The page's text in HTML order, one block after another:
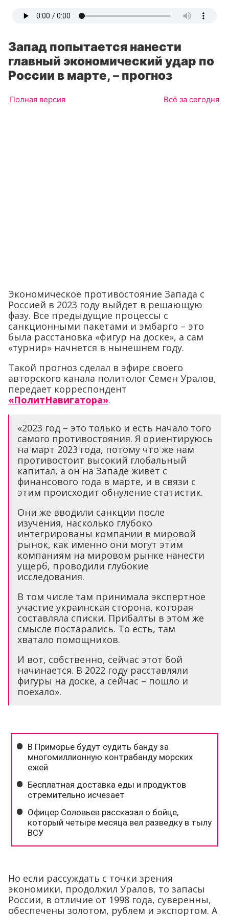
Запад попытается нанести
главный экономический удар по
России в марте, – прогноз
Полная версия Всё за сегодня
Экономическое противостояние Запада с
Россией в 2023 году выйдет в решающую
фазу. Все предыдущие процессы с
санкционными пакетами и эмбарго – это
была расстановка «фигур на доске», а сам
«турнир» начнется в нынешнем году.
Такой прогноз сделал в эфире своего
авторского канала политолог Семен Уралов,
передает корреспондент
«ПолитНавигатора».
«2023 год – это только и есть начало того
самого противостояния. Я ориентируюсь
на март 2023 года, потому что же нам
противостоит высокий глобальный
капитал, а он на Западе живёт с
финансового года в марте, и в связи с
этим происходит обнуление статистик.
Они же вводили санкции после
изучения, насколько глубоко
интегрированы компании в мировой
рынок, как именно они могут этим
компаниям на мировом рынке нанести
ущерб, проводили глубокие
исследования.
В том числе там принимала экспертное
участие украинская сторона, которая
составляла списки. Прибалты в этом же
смысле постарались. То есть, там
хватало помощников.
И вот, собственно, сейчас этот бой
начинается. В 2022 году расставляли
фигуры на доске, а сейчас – пошло и
поехало».
Но если рассуждать с точки зрения
экономики, продолжил Уралов, то запасы
России, в отличие от 1998 года, суверенны,
обеспечены золотом, рублем и экспортом. А